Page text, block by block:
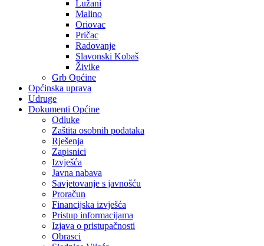
Lužani
Malino
Oriovac
Pričac
Radovanje
Slavonski Kobaš
Živike
Grb Općine
Općinska uprava
Udruge
Dokumenti Općine
Odluke
Zaštita osobnih podataka
Rješenja
Zapisnici
Izvješća
Javna nabava
Savjetovanje s javnošću
Proračun
Financijska izvješća
Pristup informacijama
Izjava o pristupačnosti
Obrasci